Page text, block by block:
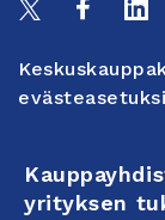
yrityksen